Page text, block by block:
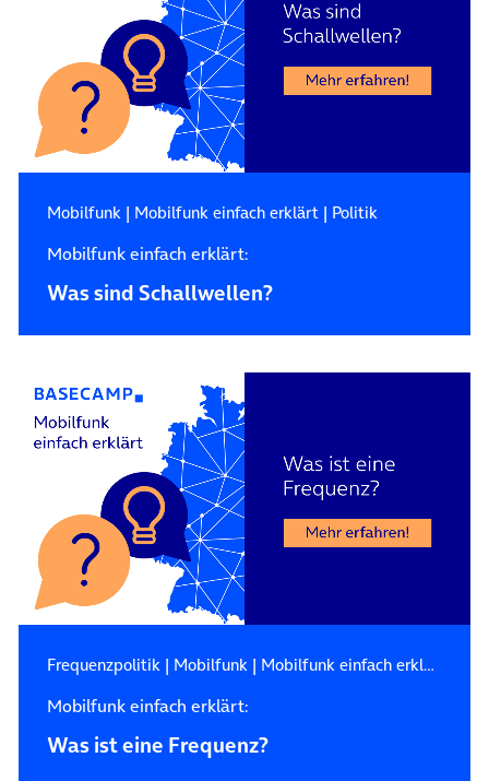
Mobilfunk| Mobilfunk einfach erklärt| Politik
Mobilfunk einfach erklärt:
Was sind Schallwellen?
Frequenzpolitik| Mobilfunk| Mobilfunk einfach erklärt
Mobilfunk einfach erklärt:
Was ist eine Frequenz?